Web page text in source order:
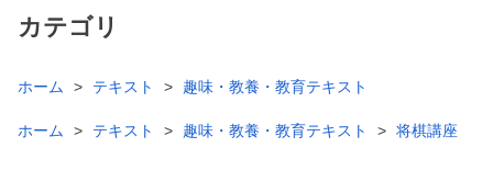
カテゴリ
ホーム テキスト 趣味・教養・教育テキスト
ホーム テキスト 趣味・教養・教育テキスト 将棋講座